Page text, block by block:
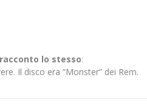
lo stesso:
Il disco era “Monster” dei Rem.